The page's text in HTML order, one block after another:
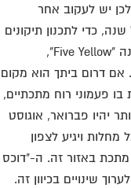
יש לעקוב אחר
כדי לתכנון תיקונים
וחיזוקים. בשנת החולדה, אנרגיה קשה המכונה "Five Yellow",
דרום ביתך הוא מקום
פעמוני רוח מתכתיים,
יהיו פברואר, אוגוסט
הוא כוכב 2, המסמל מחלות ויגיע לצפון
באזור זה. ה-"דוכס
שינויים בכיוון זה.